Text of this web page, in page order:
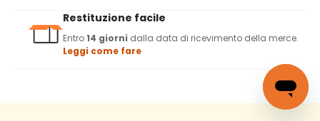
Restituzione facile
Entro14 giorni dalla data di ricevimento della merce.
Leggi come fare